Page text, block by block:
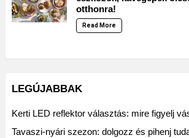
otthonra!
Read More
LEGÚJABBAK
Kerti LED reflektor választás: mire figyelj
Tavaszi-nyári szezon: dolgozz és pihenj